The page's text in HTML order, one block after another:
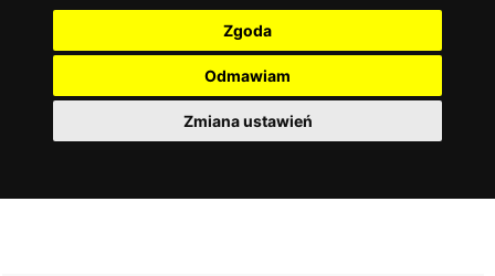
Zgoda
Odmawiam
Zmiana ustawień
Język francuski Łódź 3511
Gdańsk 2075